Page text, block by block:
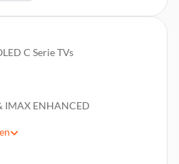
C Serie TVs
IMAX ENHANCED